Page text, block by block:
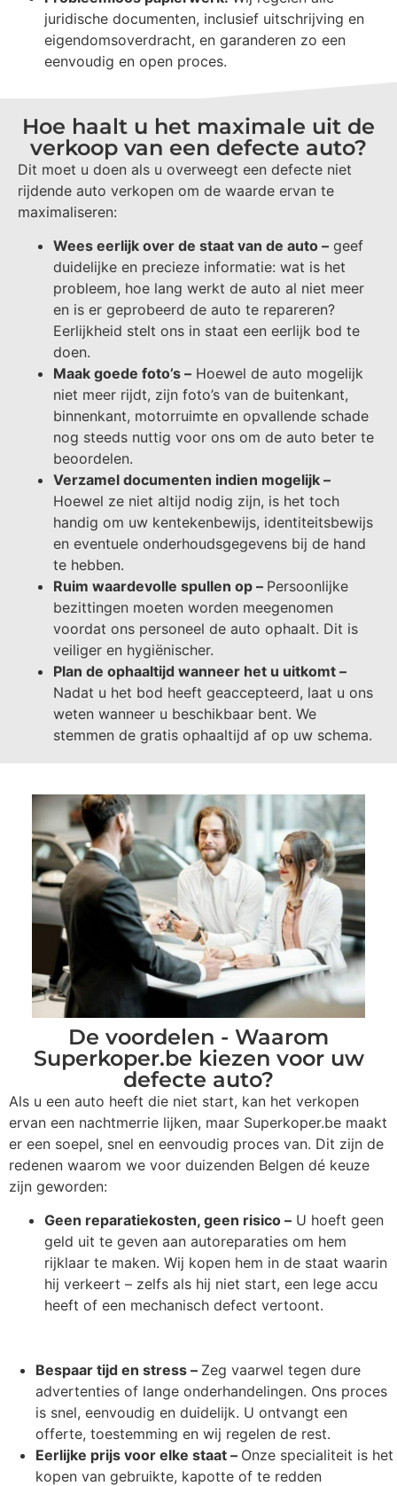
juridische documenten, inclusief uitschrijving en
eigendomsoverdracht, en garanderen zo een
eenvoudig en open proces.
Hoe haalt u het maximale uit de
verkoop van een defecte auto?
Dit moet u doen als u overweegt een defecte niet
rijdende auto verkopen om de waarde ervan te
maximaliseren:
Wees eerlijk over de staat van de auto – geef
duidelijke en precieze informatie: wat is het
probleem, hoe lang werkt de auto al niet meer
en is er geprobeerd de auto te repareren?
Eerlijkheid stelt ons in staat een eerlijk bod te
doen.
Maak goede foto’s – Hoewel de auto mogelijk
niet meer rijdt, zijn foto’s van de buitenkant,
binnenkant, motorruimte en opvallende schade
nog steeds nuttig voor ons om de auto beter te
beoordelen.
Verzamel documenten indien mogelijk –
Hoewel ze niet altijd nodig zijn, is het toch
handig om uw kentekenbewijs, identiteitsbewijs
en eventuele onderhoudsgegevens bij de hand
te hebben.
Ruim waardevolle spullen op – Persoonlijke
bezittingen moeten worden meegenomen
voordat ons personeel de auto ophaalt. Dit is
veiliger en hygiënischer.
Plan de ophaaltijd wanneer het u uitkomt –
Nadat u het bod heeft geaccepteerd, laat u ons
weten wanneer u beschikbaar bent. We
stemmen de gratis ophaaltijd af op uw schema.
De voordelen - Waarom
Superkoper.be kiezen voor uw
defecte auto?
Als u een auto heeft die niet start, kan het verkopen
ervan een nachtmerrie lijken, maar Superkoper.be maakt
er een soepel, snel en eenvoudig proces van. Dit zijn de
redenen waarom we voor duizenden Belgen dé keuze
zijn geworden:
Geen reparatiekosten, geen risico – U hoeft geen
geld uit te geven aan autoreparaties om hem
rijklaar te maken. Wij kopen hem in de staat waarin
hij verkeert – zelfs als hij niet start, een lege accu
heeft of een mechanisch defect vertoont.
Bespaar tijd en stress – Zeg vaarwel tegen dure
advertenties of lange onderhandelingen. Ons proces
is snel, eenvoudig en duidelijk. U ontvangt een
offerte, toestemming en wij regelen de rest.
Eerlijke prijs voor elke staat – Onze specialiteit is het
kopen van gebruikte, kapotte of te redden